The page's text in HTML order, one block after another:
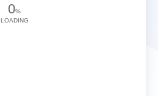
0%
LOADING